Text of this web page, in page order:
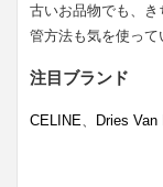
古いお品物でも、
管方法も気を使って
注目ブランド
CELINE、 Dries Van